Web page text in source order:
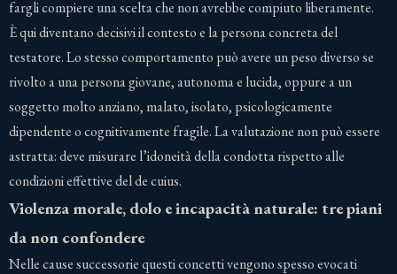
fargli compiere una scelta che non avrebbe compiuto liberamente.
È qui diventano decisivi il contesto e la persona concreta del
testatore. Lo stesso comportamento può avere un peso diverso se
rivolto a una persona giovane, autonoma e lucida, oppure a un
soggetto molto anziano, malato, isolato, psicologicamente
dipendente o cognitivamente fragile. La valutazione non può essere
astratta: deve misurare l’idoneità della condotta rispetto alle
condizioni effettive del de cuius.
Violenza morale, dolo e incapacità naturale: tre piani
da non confondere
Nelle cause successorie questi concetti vengono spesso evocati